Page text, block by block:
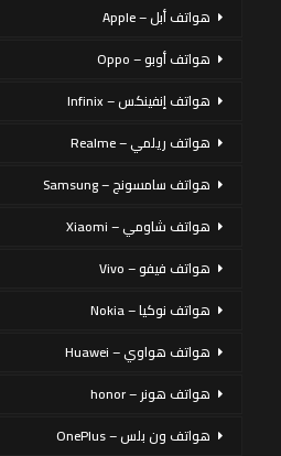
هواتف أبل – Apple
هواتف أوبو – Oppo
هواتف إنفينكس – Infinix
هواتف ريلمي – Realme
هواتف سامسونج – Samsung
هواتف شاومي – Xiaomi
هواتف فيفو – Vivo
هواتف نوكيا – Nokia
هواتف هواوي – Huawei
هواتف هونر – honor
هواتف ون بلس – OnePlus